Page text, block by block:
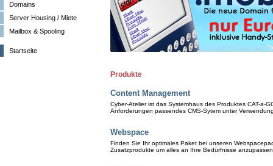
Domains
Server Housing / Miete
Mailbox & Spooling
Startseite
Produkte
Content Management
Cyber-Atelier ist das Systemhaus des Produktes CAT-a-
Anforderungen passendes CMS-Sytem unter
Webspace
Finden Sie Ihr optimales Paket bei unseren
Zusatzprodukte um alles an Ihre Bedürfnisse anzupassen